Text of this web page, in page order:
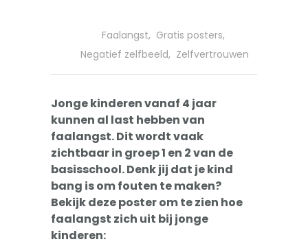
-- Gevoelig kind
-- Verlegen kind
-- Weinig vrienden
Trainingen
-- Training Zelfvertrouwen
-- Weerbaarheidstraining kind
Faalangst, Gratis posters,
Negatief zelfbeeld, Zelfvertrouwen
Jonge kinderen vanaf 4 jaar
kunnen al last hebben van
faalangst. Dit wordt vaak
zichtbaar in groep 1 en 2 van de
basisschool. Denk jij dat je kind
bang is om fouten te maken?
Bekijk deze poster om te zien hoe
faalangst zich uit bij jonge
kinderen: